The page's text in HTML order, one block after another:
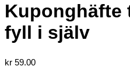
Kuponghäfte
fyll i själv
kr 59.00